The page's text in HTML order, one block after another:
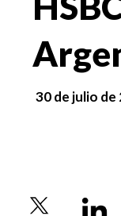
30 de julio de